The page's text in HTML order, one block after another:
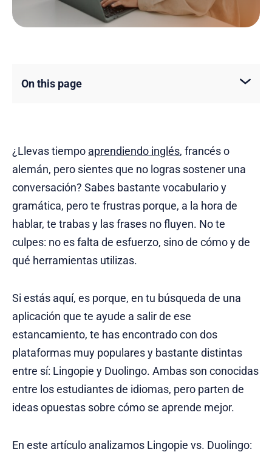
On this page
¿Llevas tiempo aprendiendo inglés, francés o
alemán, pero sientes que no logras sostener una
conversación? Sabes bastante vocabulario y
gramática, pero te frustras porque, a la hora de
hablar, te trabas y las frases no fluyen. No te
culpes: no es falta de esfuerzo, sino de cómo y de
qué herramientas utilizas.
Si estás aquí, es porque, en tu búsqueda de una
aplicación que te ayude a salir de ese
estancamiento, te has encontrado con dos
plataformas muy populares y bastante distintas
entre sí: Lingopie y Duolingo. Ambas son conocidas
entre los estudiantes de idiomas, pero parten de
ideas opuestas sobre cómo se aprende mejor.
En este artículo analizamos Lingopie vs. Duolingo: